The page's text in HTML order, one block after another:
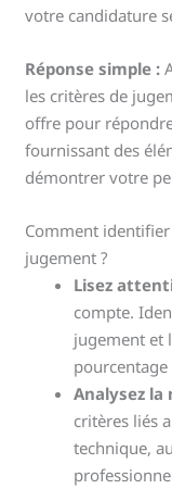
votre candidature
Réponse simple :
les critères de
offre pour
fournissant des
démontrer votre
Comment
jugement ?
Lisez
compte.
jugement et
Analysez
critères liés
technique,